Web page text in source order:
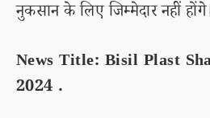
नुकसान के लिए जिम्मेदार नहीं
News Title: Bisil Plast
2024 .